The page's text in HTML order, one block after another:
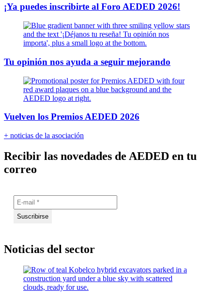
¡Ya puedes inscribirte al Foro AEDED 2026!
Tu opinión nos ayuda a seguir mejorando
Vuelven los Premios AEDED 2026
+ noticias de la asociación
Recibir las novedades de AEDED en tu
correo
Noticias del sector